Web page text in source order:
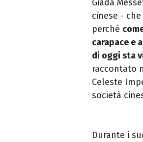
Giada
cinese -
perché
carapace e
di oggi sta
raccontato
Celeste
società
Durante i